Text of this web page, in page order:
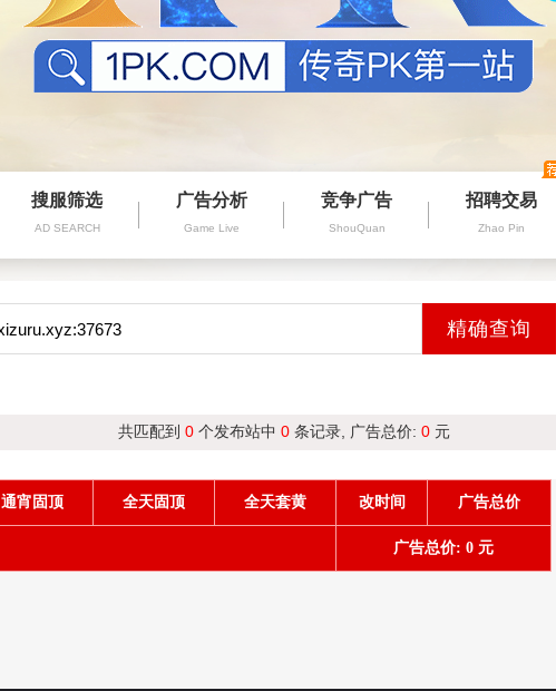
搜服筛选
AD SEARCH
广告分析
Game Live
竞争广告
ShouQuan
招聘交易
Zhao Pin
共匹配到 0 个发布站中 0 条记录, 广告总价: 0 元
通宵固顶 全天固顶 全天套黄 改时间 广告总价
广告总价: 0 元